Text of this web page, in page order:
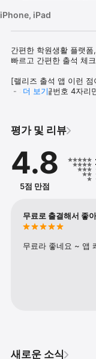
iPhone, iPad
간편한 학원생활 플랫
빠르고 간편한 출석 체
[랠리즈 출석 앱 이런 점
- 휴대폰 끝번호 4자리
편리함은 더 담고 불편
※ 랠리즈 출석 앱은 먼
검색해주세요!
더 보기
평가 및 리뷰
4.8
5점 만점
무료로 출결해서 좋
무료라 좋네요 ~ 앱
새로운 소식